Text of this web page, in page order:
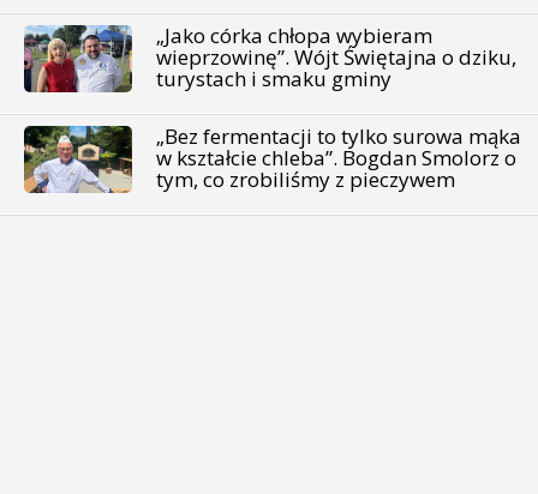
„Jako córka chłopa wybieram
wieprzowinę”. Wójt Świętajna o dziku,
turystach i smaku gminy
„Bez fermentacji to tylko surowa mąka
w kształcie chleba”. Bogdan Smolorz o
tym, co zrobiliśmy z pieczywem